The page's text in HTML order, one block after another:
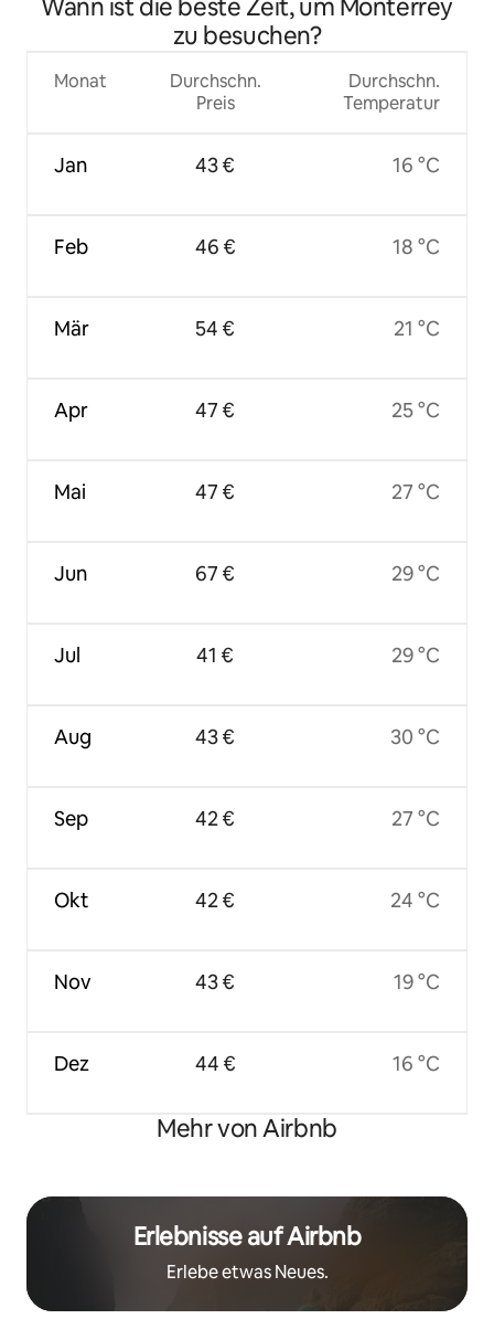
Wann ist die beste Zeit, um Monterrey
zu besuchen?
Monat
Jan
Feb
Mär
Apr
Mai
Jun
Jul
Aug
Sep
Okt
Nov
Dez
Durchschn.
Preis
43 €
46 €
54 €
47 €
47 €
67 €
41 €
43 €
42 €
42 €
43 €
44 €
Durchschn.
Temperatur
16 °C
18 °C
21 °C
25 °C
27 °C
29 °C
29 °C
30 °C
27 °C
24 °C
19 °C
16 °C
Mehr von Airbnb
Erlebnisse auf Airbnb
Erlebe etwas Neues.